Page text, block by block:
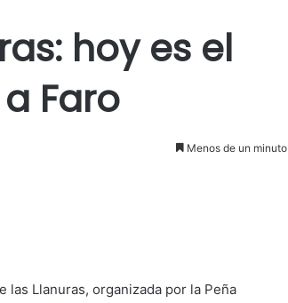
hoy es el
Faro
Menos de un minuto
las Llanuras, organizada por la Peña